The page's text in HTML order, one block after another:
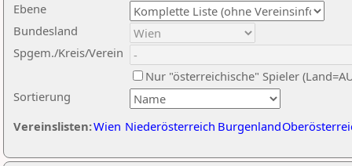
Ebene
Sortierung
Bundesland
Spgem./Kreis/Verein
Nur "österreichische" Spieler
Vereinslisten:Wien Niederösterreich Burgenland